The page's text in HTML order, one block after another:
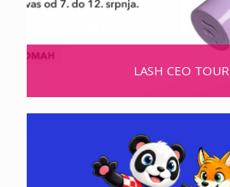
LASH CEO TOUR